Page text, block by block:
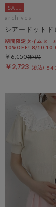
archives
シアードットド
期間限定タイムセー
10%OFF! 8/10
￥2,723 54
￥6,050